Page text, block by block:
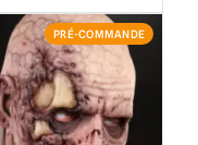
PRÉ-COMMANDE